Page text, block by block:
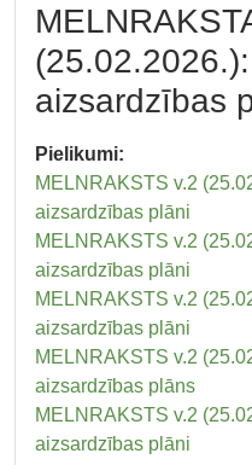
aizsardzības
Pielikumi:
MELNRAKSTS v.2
aizsardzības plāni
MELNRAKSTS v.2
aizsardzības plāni
MELNRAKSTS v.2
aizsardzības plāni
MELNRAKSTS v.2
aizsardzības plāns
MELNRAKSTS v.2
aizsardzības plāni